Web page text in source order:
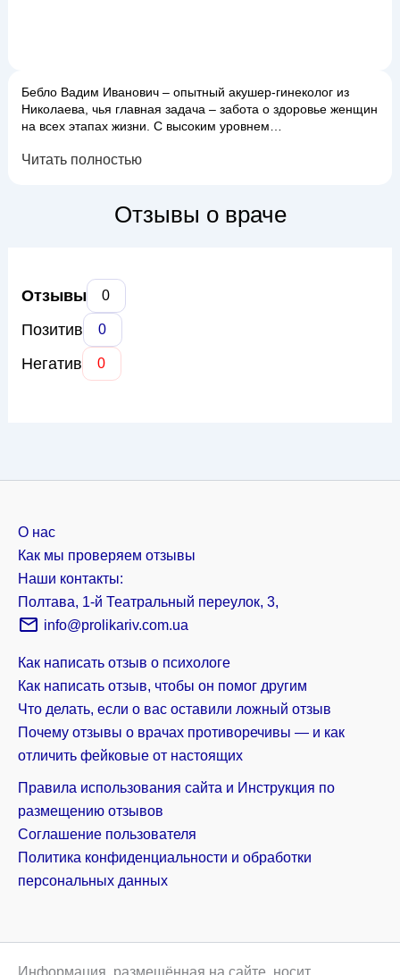
Бебло Вадим Иванович – опытный акушер-гинеколог из
Николаева, чья главная задача – забота о здоровье женщин
на всех этапах жизни. С высоким уровнем
комплексный подход к вопросам женского репродуктивного
патологическую; диагностику и лечение воспалитель...
Читать полностью
Отзывы о враче
Отзывы 0
Позитив 0
Негатив 0
О нас
Как мы проверяем отзывы
Наши контакты:
Полтава, 1-й Театральный переулок, 3,
info@prolikariv.com.ua
Как написать отзыв о психологе
Как написать отзыв, чтобы он помог другим
Что делать, если о вас оставили ложный отзыв
Почему отзывы о врачах противоречивы — и как
отличить фейковые от настоящих
Правила использования сайта и Инструкция по
размещению отзывов
Соглашение пользователя
Политика конфиденциальности и обработки
персональных данных
Информация, размещённая на сайте, носит